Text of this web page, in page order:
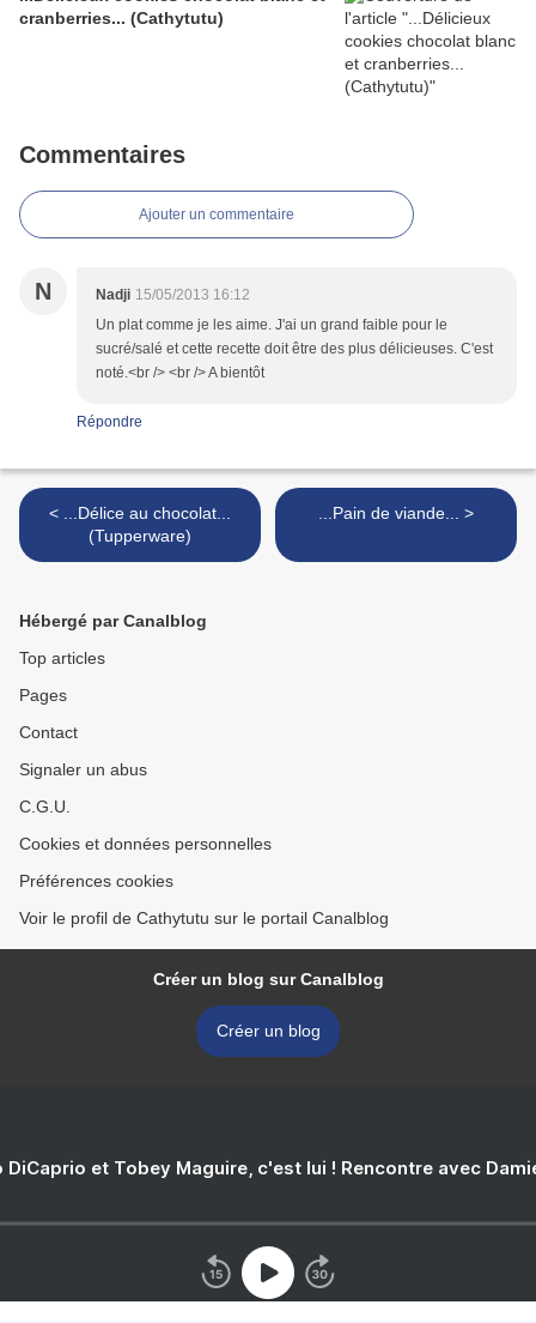
cranberries... (Cathytutu)
Commentaires
Ajouter un commentaire
N Nadji 15/05/2013 16:12
Un plat comme je les aime. J'ai un grand faible pour le
sucré/salé et cette recette doit être des plus délicieuses. C'est
noté.<br /> <br /> A bientôt
Répondre
< ...Délice au chocolat...
(Tupperware)
...Pain de viande... >
Hébergé par Canalblog
Top articles
Pages
Contact
Signaler un abus
C.G.U.
Cookies et données personnelles
Préférences cookies
Voir le profil de Cathytutu sur le portail Canalblog
Créer un blog sur Canalblog
Créer un blog
DiCaprio et Tobey Maguire, c'est lui ! Rencontre avec